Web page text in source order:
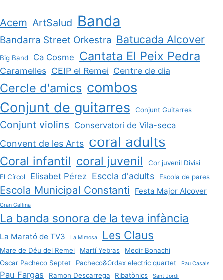
Acem ArtSalud Banda
Bandarra Street Orkestra Batucada Alcover
Big Band Ca Cosme Cantata El Peix Pedra
Caramelles CEIP el Remei Centre de dia
Cercle d'amics combos
Conjunt de guitarres Conjunt Guitarres
Conjunt violins Conservatori de Vila-seca
Convent de les Arts coral adults
Coral infantil coral juvenil
Cor juvenil Divisi
El Círcol
Elisabet Pérez Escola d'adults Escola de pares
Escola Municipal Constanti Festa Major Alcover
Gran Gallina
La banda sonora de la teva infància
La Marató de TV3 La Mimosa Les Claus
Mare de Déu del Remei Martí Yebras
Medir Bonachi
Oscar Pacheco Septet
Pacheco&Ordax electric quartet Pau Casals
Pau Fargas Ramon Descarrega Ribatònics Sant Jordi